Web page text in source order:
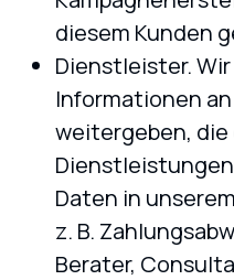
diesem Kunden
Dienstleister.
Informationen
weitergeben,
Daten in
z. B.
Berater,